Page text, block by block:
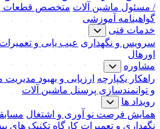
/ مسئول ماشین آلات متخصص قطعات
گواهینامه آموزشی
خدمات فنی
سرویس و نگهداری عیب یابی و
اورهال
مشاوره
راهکار یکپارچه ارزیابی و بهبود
و توانمندسازی پرسنل ماشین آلات
رویداد ها
همایش فرصت نو آوری و اشتغال
نگهداری و تعمیرات کارگاه تکنیک‌ های